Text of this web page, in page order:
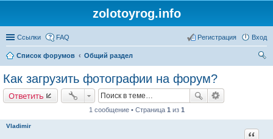
zolotoyrog.info
Ссылки FAQ Вход
Регистрация
Список форумов
Общий раздел
Как загрузить фотографии на форум?
Ответить
1 сообщение • Страница 1 из 1
Vladimir